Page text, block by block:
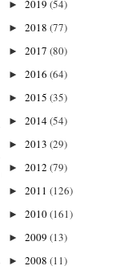
► 2019 (54)
► 2018 (77)
► 2017 (80)
► 2016 (64)
► 2015 (35)
► 2014(54)
► 2013 (29)
► 2012 (79)
► 2011 (126)
► 2010(161)
► 2009 (13)
► 2008 (11)